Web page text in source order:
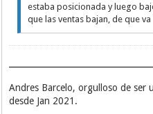
estaba posicionada y luego
que las ventas bajan, de que va
Andres Barcelo, orgulloso de ser
desde Jan 2021.